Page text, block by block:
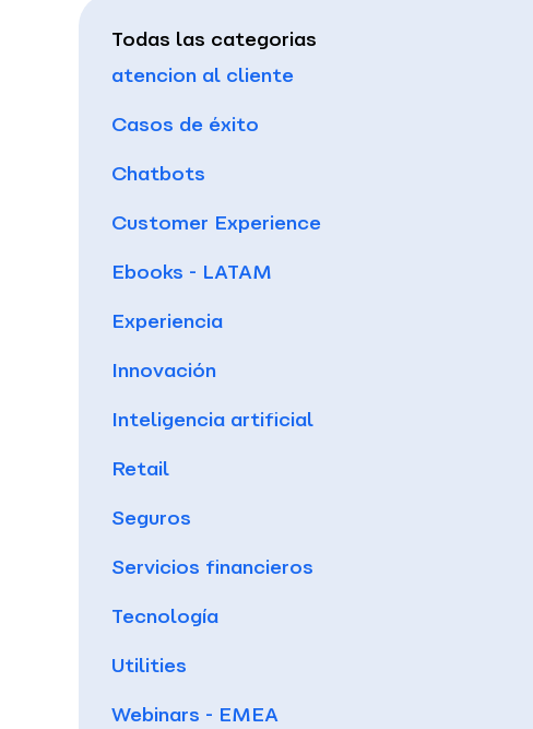
Todas las categorias
atencion al cliente
Casos de éxito
Chatbots
Customer Experience
Ebooks - LATAM
Experiencia
Innovación
Inteligencia artificial
Retail
Seguros
Servicios financieros
Tecnología
Utilities
Webinars - EMEA